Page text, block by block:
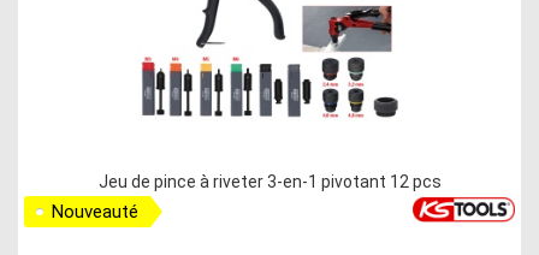
Jeu de pince à riveter 3-en-1 pivotant 12 pcs
Nouveauté